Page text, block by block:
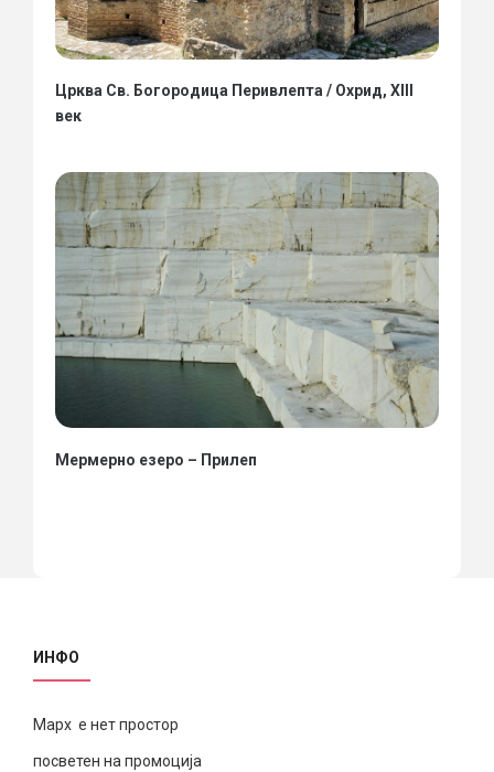
Црква Св. Богородица Перивлепта / Охрид, XIII
век
Мермерно езеро – Прилеп
ИНФО
Марх е нет простор
посветен на промоција